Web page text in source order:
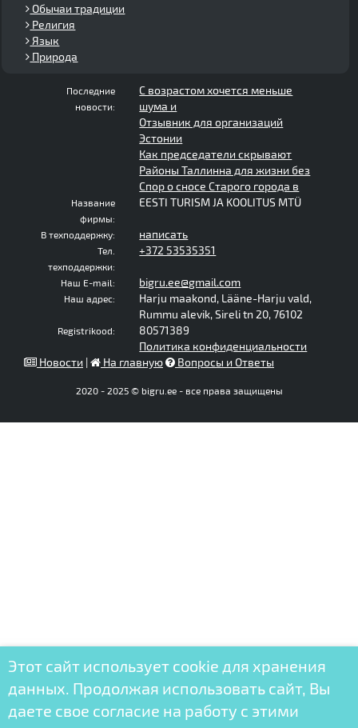
Обычаи традиции
Религия
Язык
Природа
Последние
новости:
С возрастом хочется меньше
шума и
Отзывник для организаций
Эстонии
Как председатели скрывают
Районы Таллинна для жизни без
Спор о сносе Старого города в
Название
фирмы:
EESTI TURISM JA KOOLITUS MTÜ
В техподдержку: написать
Тел.
техподдержки:
+372 53535351
Наш E-mail: bigru.ee@gmail.com
Наш адрес:
Harju maakond, Lääne-Harju vald,
Rummu alevik, Sireli tn 20, 76102
Registrikood:
80571389
Политика конфиденциальности
Новости | На главную Вопросы и Ответы
2020 - 2025 © bigru.ee - все права защищены
Этот сайт использует cookie для хранения
данных. Продолжая использовать сайт, Вы
даете свое согласие на работу с этими